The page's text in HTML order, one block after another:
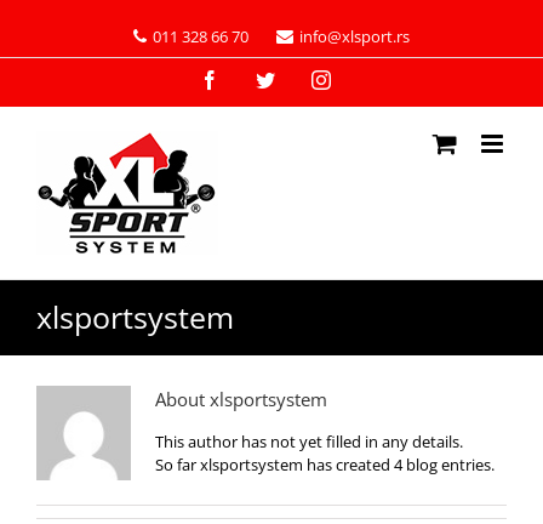
011 328 66 70 info@xlsport.rs
FacebookTwitterInstagram
xlsportsystem
About xlsportsystem
This author has not yet filled in any details.
So far xlsportsystem has created 4 blog entries.